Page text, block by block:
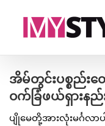
အိမ်တွင်းပစ္စည်း
ဝက်ခြံဖယ်ရှားနည်
ပျိုမေတို့အားလုံးမင်္ဂ